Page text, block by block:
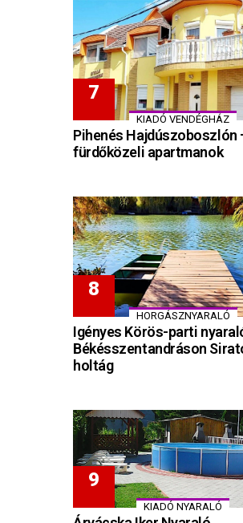
KIADÓ VENDÉGHÁZ
Pihenés Hajdúszoboszlón
fürdőközeli apartmanok
HORGÁSZNYARALÓ
Igényes Körös-parti
Békésszentandráson
holtág
KIADÓ NYARALÓ